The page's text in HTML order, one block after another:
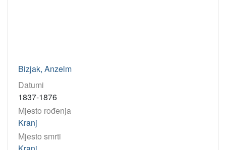
Bizjak, Anzelm
Datumi
1837-1876
Mjesto rođenja
Kranj
Mjesto smrti